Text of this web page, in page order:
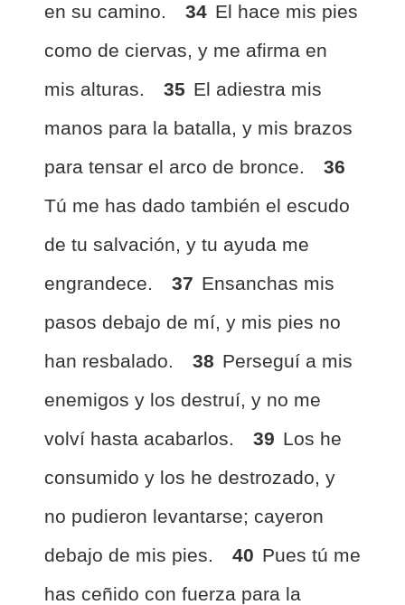
en su camino.
34 El hace mis pies
como de ciervas, y me afirma en
mis alturas.
35 El adiestra mis
manos para la batalla, y mis brazos
para tensar el arco de bronce.
36
Tú me has dado también el escudo
de tu salvación, y tu ayuda me
engrandece.
37 Ensanchas mis
pasos debajo de mí, y mis pies no
han resbalado.
38 Perseguí a mis
enemigos y los destruí, y no me
volví hasta acabarlos.
39 Los he
consumido y los he destrozado, y
no pudieron levantarse; cayeron
debajo de mis pies.
40 Pues tú me
has ceñido con fuerza para la